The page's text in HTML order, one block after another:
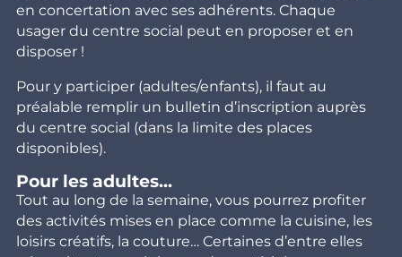
en concertation avec ses adhérents. Chaque
usager du centre social peut en proposer et en
disposer !
Pour y participer (adultes/enfants), il faut au
préalable remplir un bulletin d’inscription auprès
du centre social (dans la limite des places
disponibles).
Pour les adultes...
Tout au long de la semaine, vous pourrez profiter
des activités mises en place comme la cuisine, les
loisirs créatifs, la couture… Certaines d’entre elles